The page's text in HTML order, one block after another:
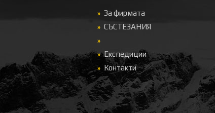
За фирмата
СЪСТЕЗАНИЯ
Експедиции
Контакти